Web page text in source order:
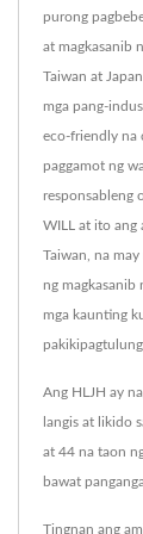
purong
at magkasanib
Taiwan at
mga pang-
eco-friendly na
paggamot ng
responsableng
WILL at ito ang
Taiwan, na
ng magkasanib
mga kaunting
Ang HLJH ay
langis at likido
at 44 na taon
bawat
Tingnan ang